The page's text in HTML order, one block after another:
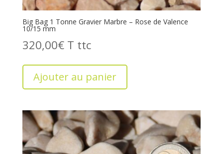
Big Bag 1 Tonne Gravier Marbre – Rose de Valence
10/15 mm
320,00€ T
Ajouter au panier